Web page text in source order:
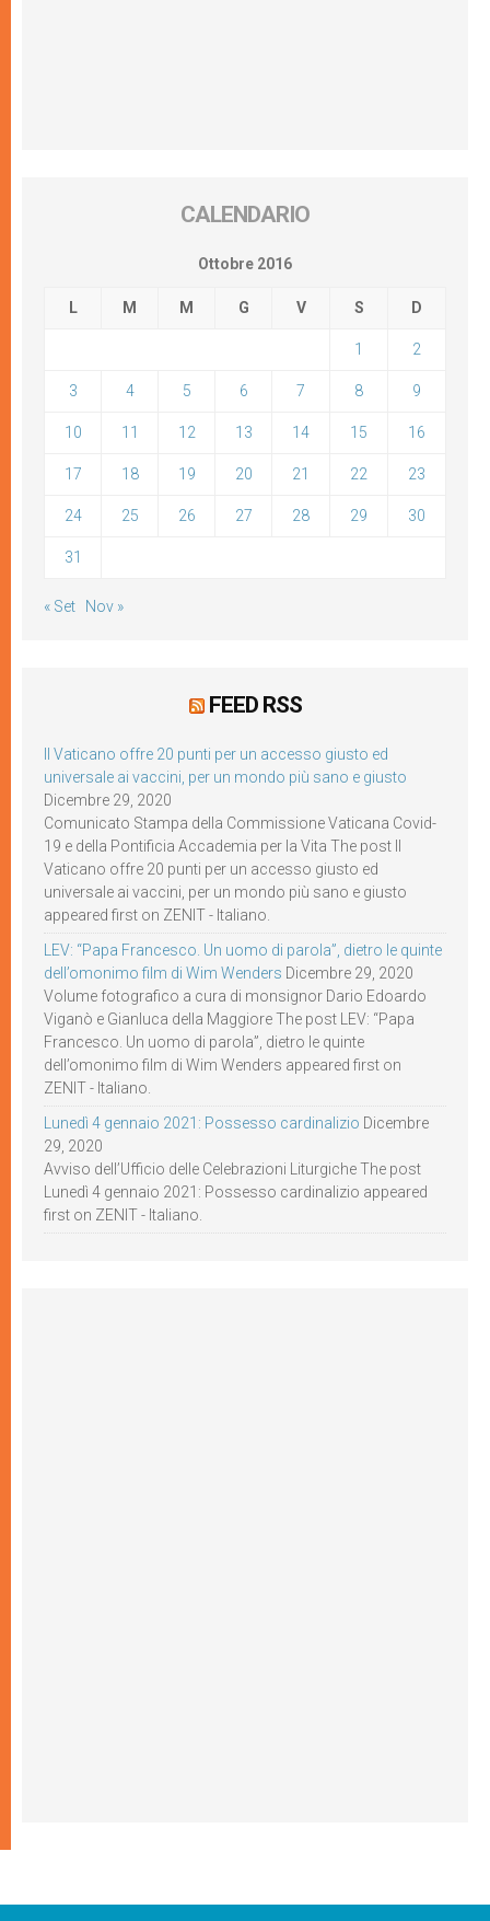
CALENDARIO
Ottobre 2016
L M M G V S D
1 2
3 4 5 6 7 8 9
10 11 12 13 14 15 16
17 18 19 20 21 22 23
24 25 26 27 28 29 30
31
« Set Nov »
FEED RSS
Il Vaticano offre 20 punti per un accesso giusto ed
universale ai vaccini, per un mondo più sano e giusto
Dicembre 29, 2020
Comunicato Stampa della Commissione Vaticana Covid-
19 e della Pontificia Accademia per la Vita The post Il
Vaticano offre 20 punti per un accesso giusto ed
universale ai vaccini, per un mondo più sano e giusto
appeared first on ZENIT - Italiano.
LEV: “Papa Francesco. Un uomo di parola”, dietro le quinte
dell’omonimo film di Wim Wenders Dicembre 29, 2020
Volume fotografico a cura di monsignor Dario Edoardo
Viganò e Gianluca della Maggiore The post LEV: “Papa
Francesco. Un uomo di parola”, dietro le quinte
dell’omonimo film di Wim Wenders appeared first on
ZENIT - Italiano.
Lunedì 4 gennaio 2021: Possesso cardinalizio Dicembre
29, 2020
Avviso dell’Ufficio delle Celebrazioni Liturgiche The post
Lunedì 4 gennaio 2021: Possesso cardinalizio appeared
first on ZENIT - Italiano.